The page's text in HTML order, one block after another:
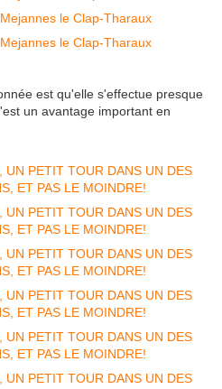
est qu'elle s'effectue presque
un avantage important en